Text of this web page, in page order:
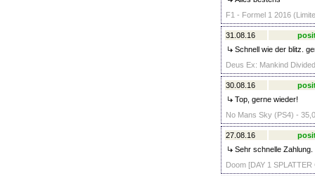
F1 - Formel 1 2016
31.08.16
Schnell wie der blitz.
Deus Ex: Mankind
30.08.16
Top, gerne wieder!
No Mans Sky (PS4) -
27.08.16
Sehr schnelle
Doom [DAY 1